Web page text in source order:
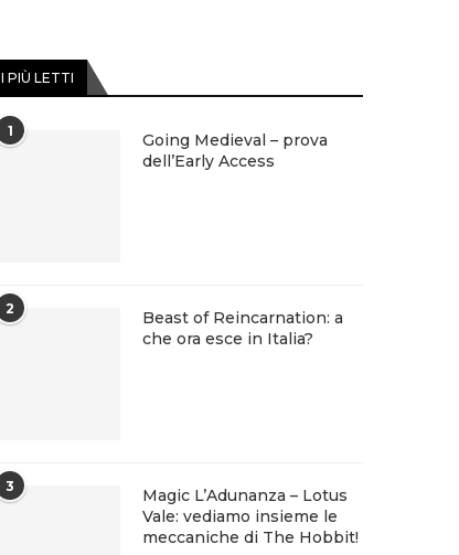
I PIÙ LETTI
1
Going Medieval – prova
dell’Early Access
2
Beast of Reincarnation: a
che ora esce in Italia?
3
Magic L’Adunanza – Lotus
Vale: vediamo insieme le
meccaniche di The Hobbit!